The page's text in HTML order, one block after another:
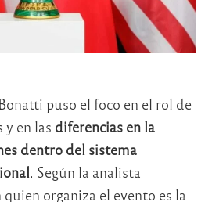
puso el foco en el rol de
y en las diferencias en la
dentro del sistema
. Según la analista
organiza el evento es la